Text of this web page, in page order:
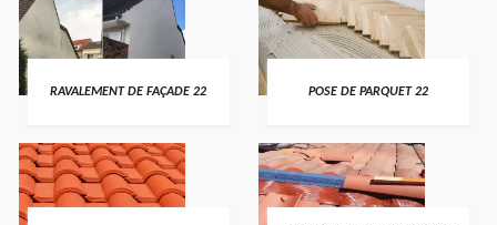
RAVALEMENT DE FAÇADE 22 POSE DE PARQUET 22